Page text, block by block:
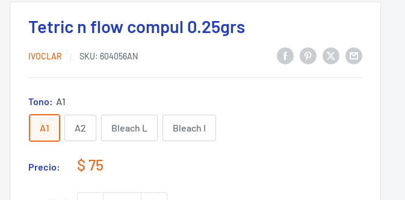
Tetric n flow compul 0.25grs
IVOCLAR SKU: 604056AN
Tono: A1
A1 A2 Bleach L Bleach I
Precio:
Precio
venta
$ 75